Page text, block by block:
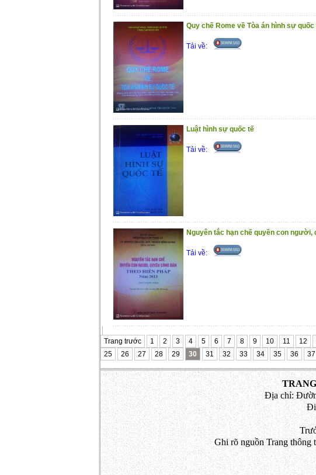
Quy chế Rome về Tòa án hình sự quốc
Tải về:
Luật hình sự quốc tế
Tải về:
Nguyên tắc hạn chế quyền con người,
Tải về:
Trang trước 1 2 3 4 5 6 7 8 9 10 11 12
25
26 27 28 29 30 31 32 33 34 35 36 37
Địa chỉ:
Ghi rõ nguồn Trang thông